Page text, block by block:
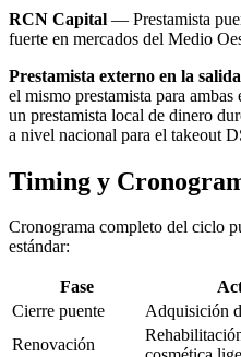
RCN Capital — Prestamista
fuerte en mercados del Medio
Prestamista externo en la
el mismo prestamista para
un prestamista local de dinero
a nivel nacional para el takeout
Timing y
Cronograma completo del ciclo
estándar:
Fase
Cierre puente
Adquisición
Renovación